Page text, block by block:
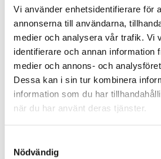
Vi använder enhetsidentifierare för
annonserna till användarna,
medier och analysera vår trafik. Vi
identifierare och annan information
medier och annons- och
Dessa kan i sin tur kombinera
information som du har
när du har använt deras tjänster.
Nödvändig
Service av värmepumpar
Ventilation villa
Fläkt/Aggregat
Fläkt och Aggregat
Byte av fläkt
Luftvärmepump
Elarbeten
Plåtarbeten
Plåtarbeten
Hängrännor
Taksäkerhet
Sotning
Braskamin / Eldstad